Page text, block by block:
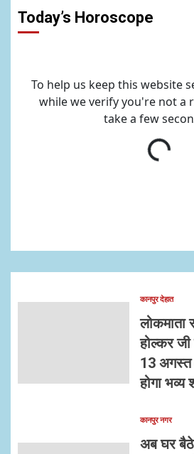
Today’s Horoscope
कानपुर देहात
लोकमाता
होल्कर जी
13 अगस्त
होगा भव्य
कानपुर नगर
अब घर बैठे